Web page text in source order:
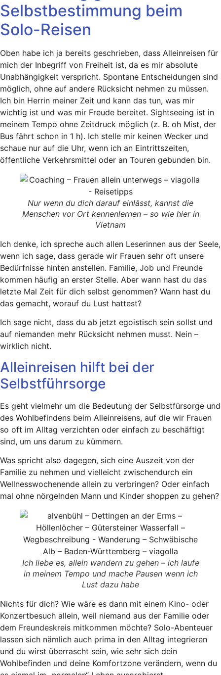
Selbstbestimmung beim
Solo-Reisen
Oben habe ich ja bereits geschrieben, dass Alleinreisen für
mich der Inbegriff von Freiheit ist, da es mir absolute
Unabhängigkeit verspricht. Spontane Entscheidungen sind
möglich, ohne auf andere Rücksicht nehmen zu müssen.
Ich bin Herrin meiner Zeit und kann das tun, was mir
wichtig ist und was mir Freude bereitet. Sightseeing ist in
meinem Tempo ohne Zeitdruck möglich (z. B. oh Mist, der
Bus fährt schon in 1 h). Ich stelle mir keinen Wecker und
schaue nur auf die Uhr, wenn ich an Eintrittszeiten,
öffentliche Verkehrsmittel oder an Touren gebunden bin.
Nur wenn du dich darauf einlässt, kannst die
Menschen vor Ort kennenlernen – so wie hier in
Vietnam
Ich denke, ich spreche auch allen Leserinnen aus der Seele,
wenn ich sage, dass gerade wir Frauen sehr oft unsere
Bedürfnisse hinten anstellen. Familie, Job und Freunde
kommen häufig an erster Stelle. Aber wann hast du das
letzte Mal Zeit für dich selbst genommen? Wann hast du
das gemacht, worauf du Lust hattest?
Ich sage nicht, dass du ab jetzt egoistisch sein sollst und
auf niemanden mehr Rücksicht nehmen musst. Nein –
wirklich nicht.
Alleinreisen hilft bei der
Selbstführsorge
Es geht vielmehr um die Bedeutung der Selbstfürsorge und
des Wohlbefindens beim Alleinreisens, auf die wir Frauen
so oft im Alltag verzichten oder einfach zu beschäftigt
sind, um uns darum zu kümmern.
Was spricht also dagegen, sich eine Auszeit von der
Familie zu nehmen und vielleicht zwischendurch ein
Wellnesswochenende allein zu verbringen? Oder einfach
mal ohne nörgelnden Mann und Kinder shoppen zu gehen?
Ich liebe es, allein wandern zu gehen – ich laufe
in meinem Tempo und mache Pausen wenn ich
Lust dazu habe
Nichts für dich? Wie wäre es dann mit einem Kino- oder
Konzertbesuch allein, weil niemand aus der Familie oder
dem Freundeskreis mitkommen möchte? Solo-Abenteuer
lassen sich nämlich auch prima in den Alltag integrieren
und du wirst überrascht sein, wie sehr sich dein
Wohlbefinden und deine Komfortzone verändern, wenn du